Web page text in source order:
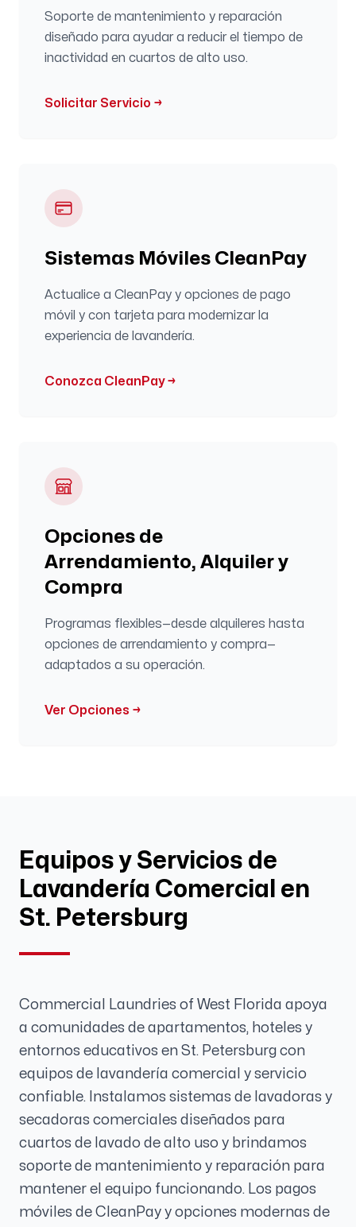
Soporte de mantenimiento y reparación
diseñado para ayudar a reducir el tiempo de
inactividad en cuartos de alto uso.
Solicitar Servicio →
Sistemas Móviles CleanPay
Actualice a CleanPay y opciones de pago
móvil y con tarjeta para modernizar la
experiencia de lavandería.
Conozca CleanPay→
Opciones de
Arrendamiento, Alquiler y
Compra
Programas flexibles—desde alquileres hasta
opciones de arrendamiento y compra—
adaptados a su operación.
Ver Opciones →
Equipos y Servicios de
Lavandería Comercial en
St. Petersburg
Commercial Laundries of West Florida apoya
a comunidades de apartamentos, hoteles y
entornos educativos en St. Petersburg con
equipos de lavandería comercial y servicio
confiable. Instalamos sistemas de lavadoras y
secadoras comerciales diseñados para
cuartos de lavado de alto uso y brindamos
soporte de mantenimiento y reparación para
mantener el equipo funcionando. Los pagos
móviles de CleanPay y opciones modernas de